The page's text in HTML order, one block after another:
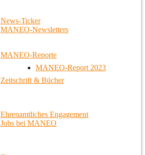
News-Ticker
MANEO-Newsletters
MANEO-Reporte
MANEO-Report 2023
Zeitschrift & Bücher
Ehrenamtliches Engagement
Jobs bei MANEO